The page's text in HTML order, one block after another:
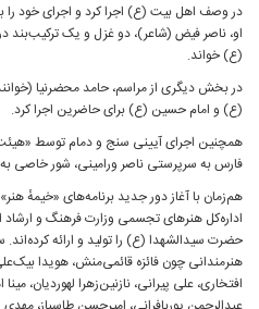
در وصف اهل بیت (ع) اجرا کرد و اجرای خود را
او، ناصر فیض (شاعر)، دو غزل و یک
(ع) خواند.
در بخش دیگری از مراسم، حامد محضرنیا
(ع) و امام حسین (ع) برای حاضرین اجرا کرد.
همچنین اجرای آیینی سنج و دمام توسط
فارس به سرپرستی ناصر ورامینی، شور خاصی
هم‌زمان با آغاز دور جدید برنامه‌های «خیمهٔ
اداره‌کل هنرهای تجسمی وزارت فرهنگ و ارشاد
حضرت سیدالشهدا (ع) را تولید و ارائه
هنرمندانی چون فائزه قائمی‌منش، هویدا
افتخاری، علی پیرانی، نازنین‌زهرا لهوردیان،